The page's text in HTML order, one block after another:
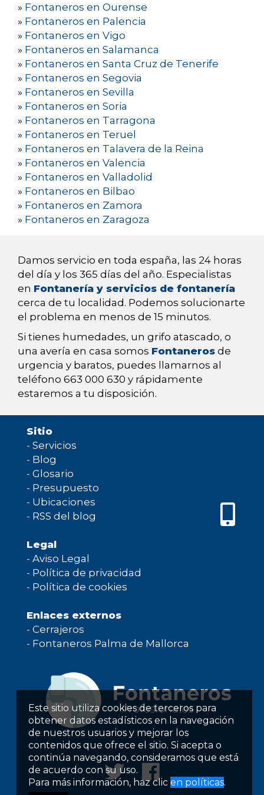
Este sitio utiliza cookies de terceros para
obtener datos estadísticos en la navegación
de nuestros usuarios y mejorar los
contenidos que ofrece el sitio. Si acepta o
continúa navegando, consideramos que está
de acuerdo con su uso.
Para más información, haz clic en políticas.
» Fontaneros en Ourense
» Fontaneros en Palencia
» Fontaneros en Vigo
» Fontaneros en Salamanca
» Fontaneros en Santa Cruz de Tenerife
» Fontaneros en Segovia
» Fontaneros en Sevilla
» Fontaneros en Soria
» Fontaneros en Tarragona
» Fontaneros en Teruel
» Fontaneros en Talavera de la Reina
» Fontaneros en Valencia
» Fontaneros en Valladolid
» Fontaneros en Bilbao
» Fontaneros en Zamora
» Fontaneros en Zaragoza
Damos servicio en toda españa, las 24 horas
del día y los 365 días del año. Especialistas
en Fontanería y servicios de fontanería
cerca de tu localidad. Podemos solucionarte
el problema en menos de 15 minutos.
Si tienes humedades, un grifo atascado, o
una avería en casa somos Fontaneros de
urgencia y baratos, puedes llamarnos al
teléfono 663 000 630 y rápidamente
estaremos a tu disposición.
Sitio
- Servicios
- Blog
- Glosario
- Presupuesto
- Ubicaciones
- RSS del blog
Legal
- Aviso Legal
- Política de privacidad
- Política de cookies
Enlaces externos
- Cerrajeros
- Fontaneros Palma de Mallorca